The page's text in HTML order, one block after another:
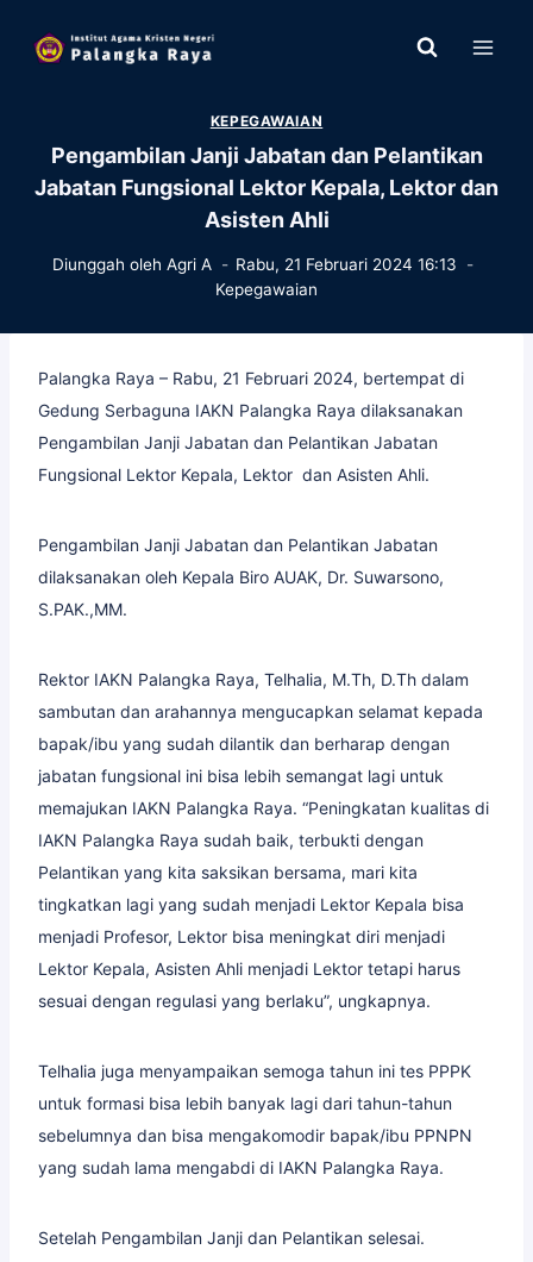
KEPEGAWAIAN
Pengambilan Janji Jabatan dan Pelantikan
Jabatan Fungsional Lektor Kepala, Lektor dan
Asisten Ahli
Diunggah oleh Agri A
Rabu, 21 Februari 2024 16:13
Kepegawaian
Palangka Raya – Rabu, 21 Februari 2024, bertempat di
Gedung Serbaguna IAKN Palangka Raya dilaksanakan
Pengambilan Janji Jabatan dan Pelantikan Jabatan
Fungsional Lektor Kepala, Lektor dan Asisten Ahli.
Pengambilan Janji Jabatan dan Pelantikan Jabatan
dilaksanakan oleh Kepala Biro AUAK, Dr. Suwarsono,
S.PAK.,MM.
Rektor IAKN Palangka Raya, Telhalia, M.Th, D.Th dalam
sambutan dan arahannya mengucapkan selamat kepada
bapak/ibu yang sudah dilantik dan berharap dengan
jabatan fungsional ini bisa lebih semangat lagi untuk
memajukan IAKN Palangka Raya. “Peningkatan kualitas di
IAKN Palangka Raya sudah baik, terbukti dengan
Pelantikan yang kita saksikan bersama, mari kita
tingkatkan lagi yang sudah menjadi Lektor Kepala bisa
menjadi Profesor, Lektor bisa meningkat diri menjadi
Lektor Kepala, Asisten Ahli menjadi Lektor tetapi harus
sesuai dengan regulasi yang berlaku”, ungkapnya.
Telhalia juga menyampaikan semoga tahun ini tes PPPK
untuk formasi bisa lebih banyak lagi dari tahun-tahun
sebelumnya dan bisa mengakomodir bapak/ibu PPNPN
yang sudah lama mengabdi di IAKN Palangka Raya.
Setelah Pengambilan Janji dan Pelantikan selesai.